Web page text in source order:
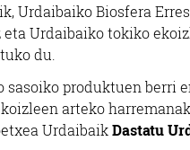
Urdaibaiko Biosfera
Urdaibaiko tokiko
du.
produktuen berri
arteko
UrdaibaikDastatu